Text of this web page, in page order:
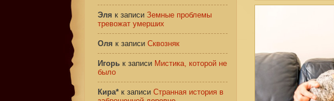
Эля к записи Земные проблемы
тревожат умерших
Оля к записи Сквозняк
Игорь к записи Мистика, которой не
было
Кира* к записи Странная история в